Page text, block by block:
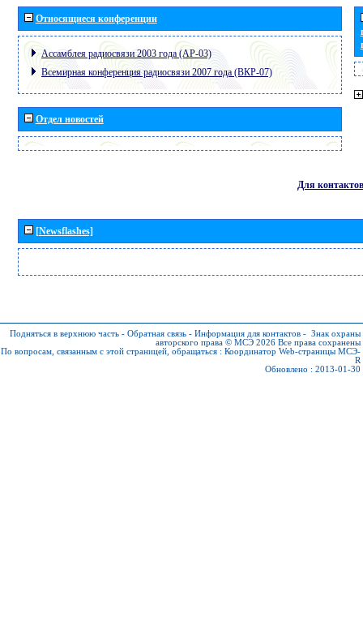
Относящиеся конференции
Ассамблея радиосвязи 2003 года (АР-03)
Всемирная конференция радиосвязи 2007 года (ВКР-07)
Отдел новостей
Для контактов
[Newsflashes]
Подняться в верхнюю часть - Обратная связь - Информация для контактов - Знак охраны
авторского права © МСЭ 2026 Все права сохранены
По вопросам, связанным с этой страницей, обращаться : Координатор Web-страницы МСЭ-
R
Обновлено : 2013-01-30